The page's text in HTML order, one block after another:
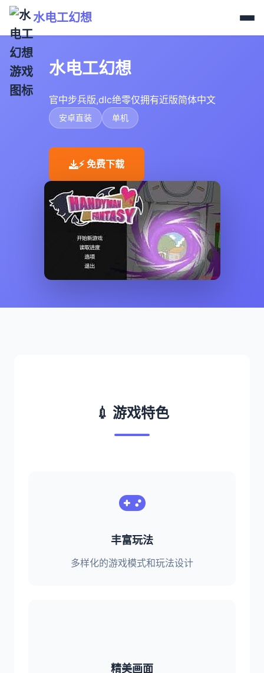
水电工幻想
水电工幻想
官中步兵版,dlc绝零仅拥有近版简体中文
安卓直装 单机
⚡ 免费下载
💉 游戏特色
丰富玩法
多样化的游戏模式和玩法设计
精美画面